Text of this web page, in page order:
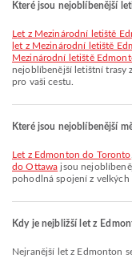
Které jsou nejoblíbenější
let z Mezinárodní letiště
let z Mezinárodní letiště
Mezinárodní letiště
nejoblíbenější letištní trasy
pro vaši cestu.
Které jsou nejoblíbenější
let z Edmonton do Toronto
do Ottawa jsou
pohodlná spojení z velkých
Kdy je nejbližší let z
Nejranější let z Edmonton se společností Flair Airlines odlétá v 00:40. Tento